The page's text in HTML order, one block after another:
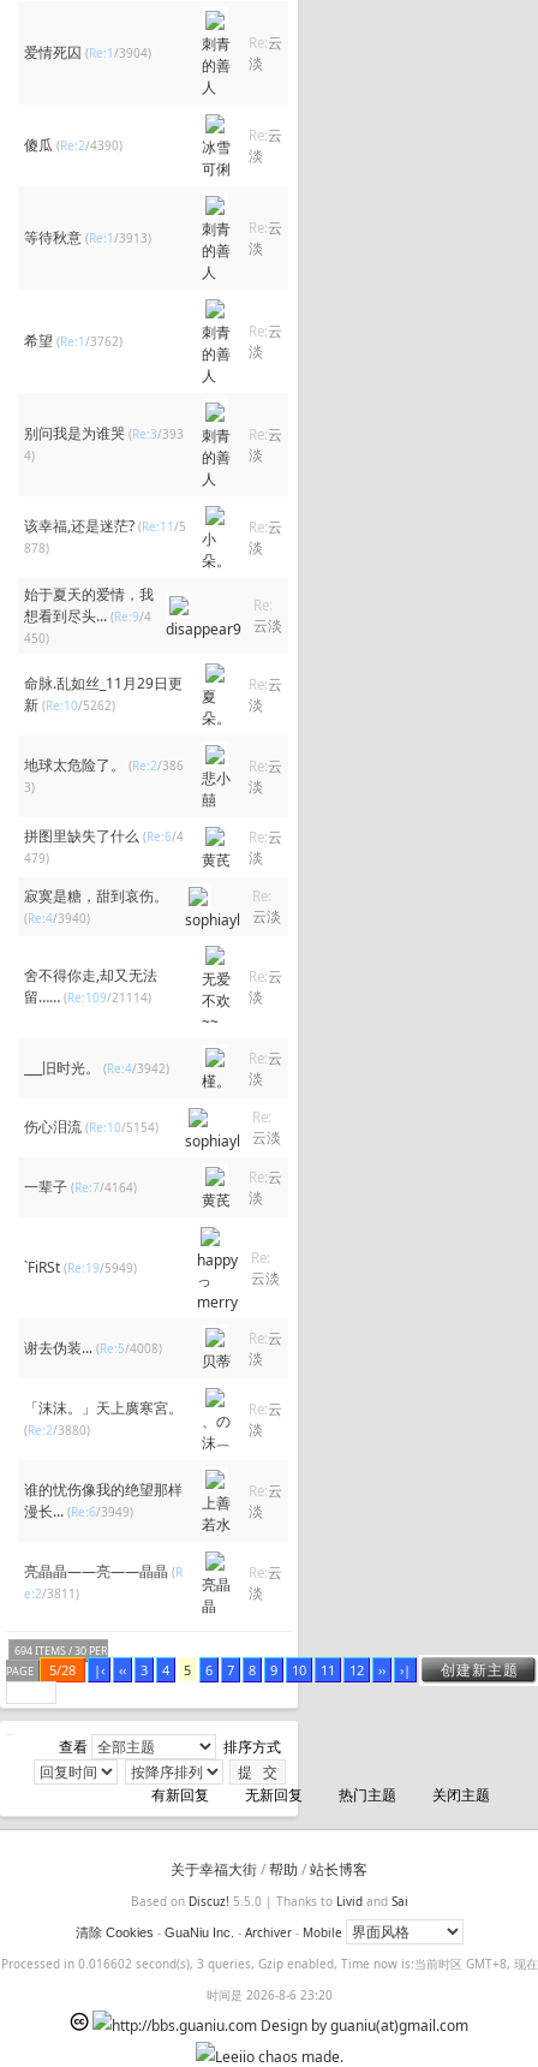
爱情死囚 (Re:1/3904)
刺青
的善
人
Re:云
淡
傻瓜 (Re:2/4390)
冰雪
可俐
Re:云
淡
等待秋意 (Re:1/3913)
刺青
的善
人
Re:云
淡
希望 (Re:1/3762)
刺青
的善
人
Re:云
淡
别问我是为谁哭 (Re:3/393
4)
刺青
的善
人
Re:云
淡
该幸福,还是迷茫? (Re:11/5
878)
小
朵。
Re:云
淡
始于夏天的爱情，我
想看到尽头... (Re:9/4
450)
disappear9
Re:
云淡
命脉.乱如丝_11月29日更
新 (Re:10/5262)
夏
朵。
Re:云
淡
地球太危险了。 (Re:2/386
3)
悲小
囍
Re:云
淡
拼图里缺失了什么 (Re:6/4
479)
黄芪
Re:云
淡
寂寞是糖，甜到哀伤。
(Re:4/3940) sophiayl
Re:
云淡
舍不得你走,却又无法
留…… (Re:109/21114)
无爱
不欢
~~
Re:云
淡
___旧时光。 (Re:4/3942)
槿。
Re:云
淡
伤心泪流 (Re:10/5154)
sophiayl
Re:
云淡
一辈子 (Re:7/4164)
黄芪
Re:云
淡
`FiRSt (Re:19/5949)
happy
っ
merry
Re:
云淡
谢去伪装... (Re:5/4008)
贝蒂
Re:云
淡
「沫沫。」天上廣寒宮。
(Re:2/3880)
、の
沫︷
Re:云
淡
谁的忧伤像我的绝望那样
漫长... (Re:6/3949)
上善
若水
Re:云
淡
亮晶晶——亮——晶晶 (R
e:2/3811)
亮晶
晶
Re:云
淡
694 ITEMS / 30 PER
PAGE
5/28 |‹ ‹‹ 3 4 5 6 7 8 9 10 11 12 ›› ›| 创建新主题
查看 排序方式
有新回复 无新回复 热门主题 关闭主题
关于幸福大街/帮助 /站长博客
Based on Discuz! 5.5.0 | Thanks to Lividand Sai
清除 Cookies - GuaNiu Inc. - Archiver- Mobile
Processed in 0.016602 second(s), 3 queries, Gzip enabled, Time now is:当前时区 GMT+8, 现在
时间是 2026-8-6 23:20